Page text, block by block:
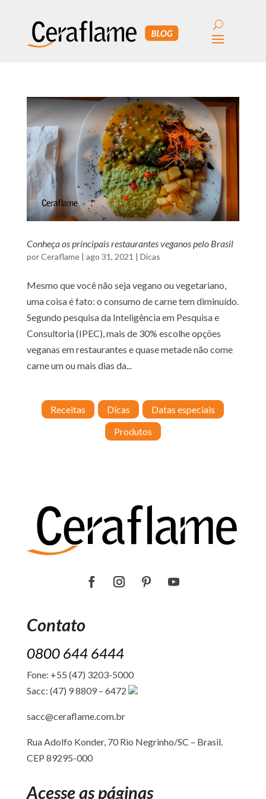
Conheça os principais restaurantes veganos pelo Brasil
porCeraflame| ago 31, 2021 | Dicas
Mesmo que você não seja vegano ou vegetariano,
uma coisa é fato: o consumo de carne tem diminuído.
Segundo pesquisa da Inteligência em Pesquisa e
Consultoria (IPEC), mais de 30% escolhe opções
veganas em restaurantes e quase metade não come
carne um ou mais dias da...
Receitas Dicas
Datas especiais
Produtos
Contato
0800 644 6444
Fone: +55 (47) 3203-5000
Sacc: (47) 9 8809 – 6472
sacc@ceraflame.com.br
Rua Adolfo Konder, 70 Rio Negrinho/SC – Brasil.
CEP 89295-000
Acesse as páginas